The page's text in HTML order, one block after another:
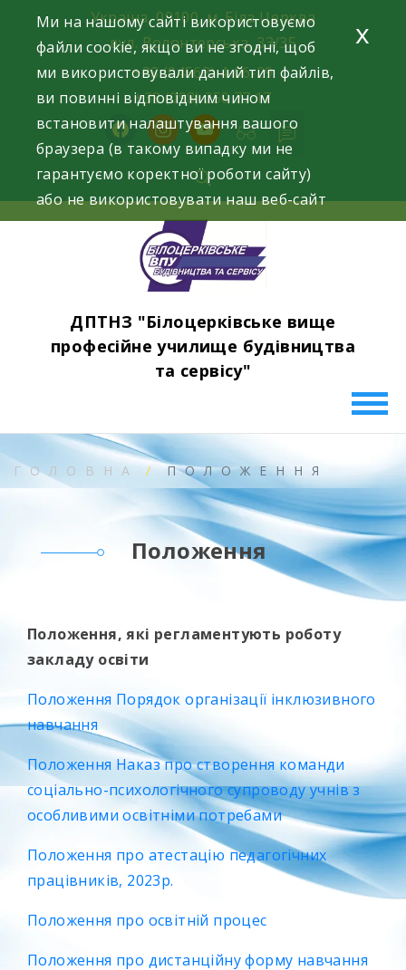
content
Україна, 09100, м. Біла Церква
вул. Волонтерська, 33/35
+38 (04563) 4-06-29
+38 (098) 250 77 17
facebookinstagramyoutube
ДПТНЗ "Білоцерківське вище
професійне училище будівництва
та сервісу"
ГОЛОВНА ПОЛОЖЕННЯ
Положення
Положення, які регламентують роботу
закладу освіти
Положення Порядок організації інклюзивного
навчання
Положення Наказ про створення команди
соціально-психологічного супроводу учнів з
особливими освітніми потребами
Положення про атестацію педагогічних
працівників, 2023р.
Положення про освітній процес
Положення про дистанційну форму навчання
Ми на нашому сайті використовуємо
файли cookie, якщо ви не згодні, щоб
ми використовували даний тип файлів,
ви повинні відповідним чином
встановити налаштування вашого
браузера (в такому випадку ми не
гарантуємо коректної роботи сайту)
або не використовувати наш веб-сайт
x